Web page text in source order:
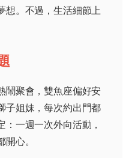
想。不過，生活細節上
鬧聚會，雙魚座偏好安
子姐妹，每次約出門都
一週一次外向活動，
心。